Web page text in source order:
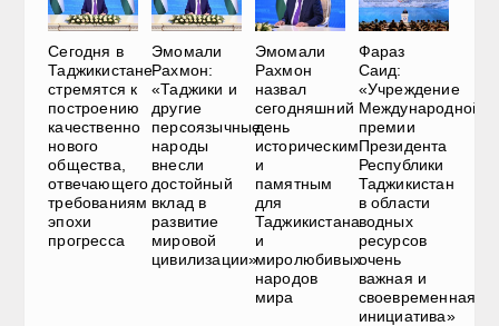
Сегодня в
Таджикистане
стремятся к
построению
качественно
нового
общества,
отвечающего
требованиям
эпохи
прогресса
Эмомали
Рахмон:
«Таджики и
другие
персоязычные
народы
внесли
достойный
вклад в
развитие
мировой
цивилизации»
Эмомали
Рахмон
назвал
сегодняшний
день
историческим
и
памятным
для
Таджикистана
и
миролюбивых
народов
мира
Фараз
Саид:
«Учреждение
Международной
премии
Президента
Республики
Таджикистан
в области
водных
ресурсов
очень
важная и
своевременная
инициатива»